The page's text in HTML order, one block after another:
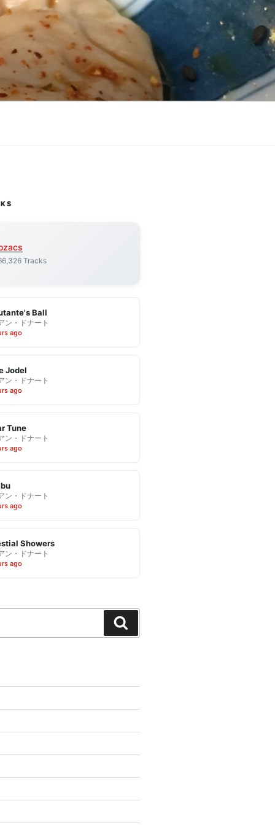
Tracks
Ball
ン・ドナート
ago
Jodel
ン・ドナート
ago
Tune
ン・ドナート
ago
ン・ドナート
ago
Showers
ン・ドナート
ago